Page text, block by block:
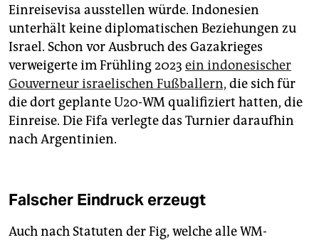
Einreisevisa ausstellen würde. Indonesien
unterhält keine diplomatischen Beziehungen zu
Israel. Schon vor Ausbruch des Gazakrieges
verweigerte im Frühling 2023 ein indonesischer
Gouverneur israelischen Fußballern, die sich für
die dort geplante U20-WM qualifiziert hatten, die
Einreise. Die Fifa verlegte das Turnier daraufhin
nach Argentinien.
Falscher Eindruck erzeugt
Auch nach Statuten der Fig, welche alle WM-